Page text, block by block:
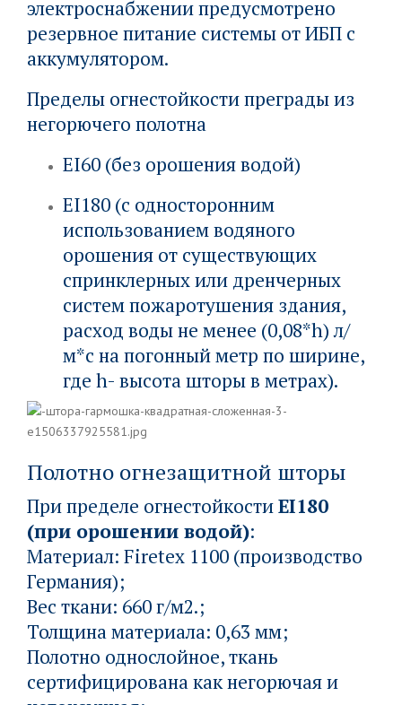
электроснабжении предусмотрено
резервное питание системы от ИБП с
аккумулятором.
Пределы огнестойкости преграды из
негорючего полотна
EI60 (без орошения водой)
EI180 (с односторонним
использованием водяного
орошения от существующих
спринклерных или дренчерных
систем пожаротушения здания,
расход воды не менее (0,08*h) л/
м*с на погонный метр по ширине,
где h- высота шторы в метрах).
Полотно огнезащитной шторы
При пределе огнестойкостиEI180
(при орошении водой):
Материал: Firetex 1100 (производство
Германия);
Вес ткани: 660 г/м2.;
Толщина материала: 0,63 мм;
Полотно однослойное, ткань
сертифицирована как негорючая и